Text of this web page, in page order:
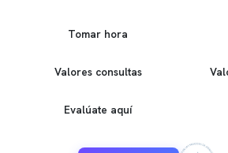
Tomar hora
Valores consultas
Evalúate aquí